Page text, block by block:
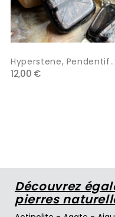
Hyperstene, Pendentif...
12,00 €
Découvrez
pierres